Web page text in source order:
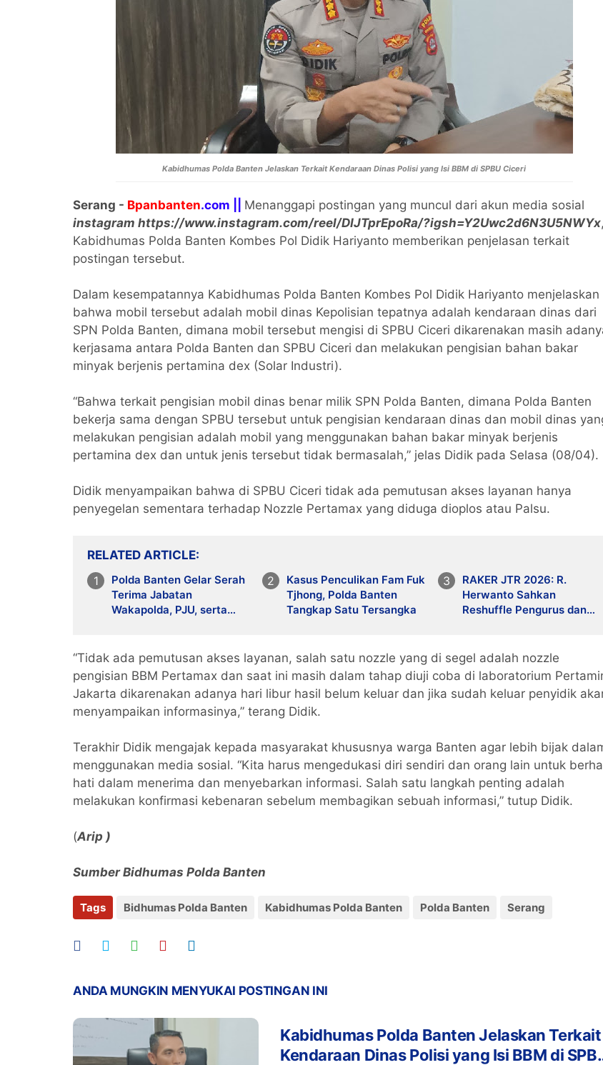
Kabidhumas Polda Banten Jelaskan Terkait Kendaraan Dinas Polisi yang Isi BBM di SPBU Ciceri
Serang - Bpanbanten.com || Menanggapi postingan yang muncul dari akun media sosial
instagram https://www.instagram.com/reel/DIJTprEpoRa/?igsh=Y2Uwc2d6N3U5NWYx,
Kabidhumas Polda Banten Kombes Pol Didik Hariyanto memberikan penjelasan terkait
postingan tersebut.
Dalam kesempatannya Kabidhumas Polda Banten Kombes Pol Didik Hariyanto menjelaskan
bahwa mobil tersebut adalah mobil dinas Kepolisian tepatnya adalah kendaraan dinas dari
SPN Polda Banten, dimana mobil tersebut mengisi di SPBU Ciceri dikarenakan masih
kerjasama antara Polda Banten dan SPBU Ciceri dan melakukan pengisian bahan bakar
minyak berjenis pertamina dex (Solar Industri).
“Bahwa terkait pengisian mobil dinas benar milik SPN Polda Banten, dimana Polda Banten
bekerja sama dengan SPBU tersebut untuk pengisian kendaraan dinas dan mobil dinas
melakukan pengisian adalah mobil yang menggunakan bahan bakar minyak berjenis
pertamina dex dan untuk jenis tersebut tidak bermasalah,” jelas Didik pada Selasa (08/04).
Didik menyampaikan bahwa di SPBU Ciceri tidak ada pemutusan akses layanan hanya
penyegelan sementara terhadap Nozzle Pertamax yang diduga dioplos atau Palsu.
RELATED ARTICLE
Polda Banten Gelar Serah
Terima Jabatan
Wakapolda, PJU, serta
Kasus Penculikan Fam Fuk
Tjhong, Polda Banten
Tangkap Satu Tersangka
RAKER JTR 2026: R.
Herwanto Sahkan
Reshuffle Pengurus dan
“Tidak ada pemutusan akses layanan, salah satu nozzle yang di segel adalah nozzle
pengisian BBM Pertamax dan saat ini masih dalam tahap diuji coba di laboratorium
Jakarta dikarenakan adanya hari libur hasil belum keluar dan jika sudah keluar penyidik
menyampaikan informasinya,” terang Didik.
Terakhir Didik mengajak kepada masyarakat khususnya warga Banten agar lebih bijak
menggunakan media sosial. “Kita harus mengedukasi diri sendiri dan orang lain untuk
hati dalam menerima dan menyebarkan informasi. Salah satu langkah penting adalah
melakukan konfirmasi kebenaran sebelum membagikan sebuah informasi,” tutup Didik.
(Arip )
Sumber Bidhumas Polda Banten
Tags Bidhumas Polda Banten Kabidhumas Polda Banten Polda Banten Serang
ANDA MUNGKIN MENYUKAI POSTINGAN INI
Kabidhumas Polda Banten Jelaskan Terkait
Kendaraan Dinas Polisi yang Isi BBM di